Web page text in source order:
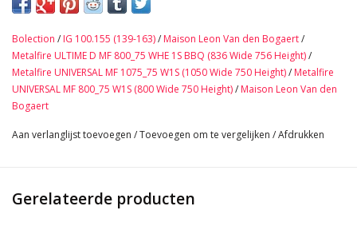
Belgisch zwart marmer.
Geweldig voor een eigentijds minimalistisch interieurontwerp in
zwart-wit of zelfs een donkere boudoirstijl te ontwerpen.
Afmetingen:
197,5 cm Buitenbreedte 77,76 Inch
119 cm Buitenhoogte 46,85 Inch
276 Kg
Bolection / IG 100.155 (139-163)/ Maison Leon Van den Bogaert/
Metalfire ULTIME D MF 800_75 WHE 1S BBQ (836 Wide 756 Height)/
Metalfire UNIVERSAL MF 1075_75 W1S (1050 Wide 750 Height)/ Metalfire
UNIVERSAL MF 800_75 W1S (800 Wide 750 Height)/ Maison Leon Van den
Bogaert
Aan verlanglijst toevoegen /Toevoegen om te vergelijken /Afdrukken
Gerelateerde producten